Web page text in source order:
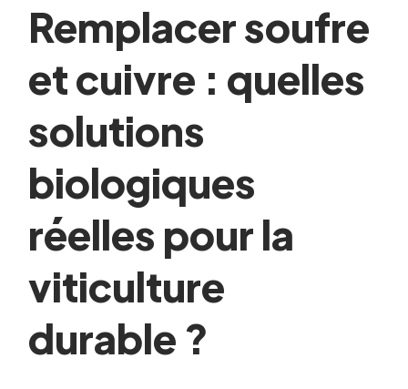
Remplacer soufre
et cuivre : quelles
solutions
biologiques
réelles pour la
viticulture
durable ?